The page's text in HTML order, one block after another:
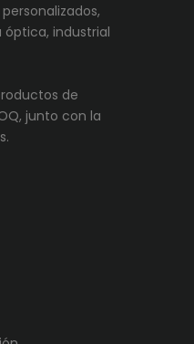
óptica, industrial
de
junto con la